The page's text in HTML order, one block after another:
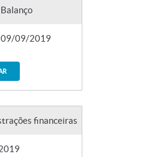
Balanço
09/09/2019
financeiras